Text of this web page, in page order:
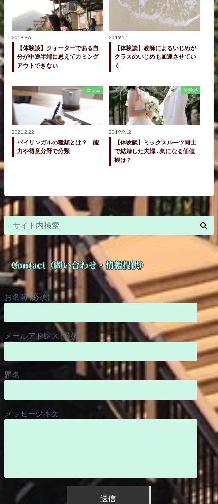
2019.9.6
【体験談】クォーターである自
分が中途半端に思えてカミング
アウトできない
2019.5.1
【体験談】教師によるいじめが
クラスのいじめも加速させてい
く
コラム
2021.2.22
バイリンガルの種類とは？ 能
力や得意分野で分類
体験談
2019.9.12
【体験談】ミックスルーツ同士
で結婚した夫婦…気になる価値
観は？
お名前 (必須)
メールアドレス (必須)
題名
メッセージ本文